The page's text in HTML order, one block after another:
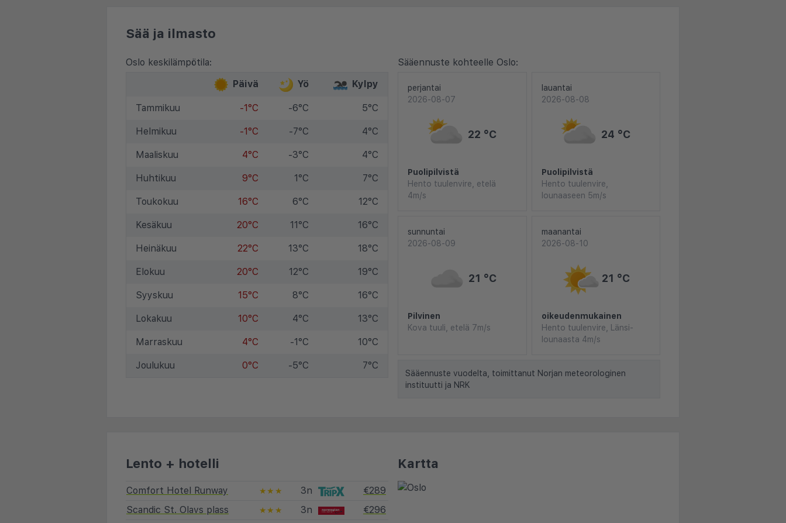
Sää ja ilmasto
Oslo keskilämpötila:
Päivä
Yö Kylpy
Tammikuu -1°C -6°C 5°C
Helmikuu -1°C -7°C 4°C
Maaliskuu 4°C -3°C 4°C
Huhtikuu 9°C 1°C 7°C
Toukokuu 16°C 6°C 12°C
Kesäkuu 20°C 11°C 16°C
Heinäkuu 22°C 13°C 18°C
Elokuu 20°C 12°C 19°C
Syyskuu 15°C 8°C 16°C
Lokakuu 10°C 4°C 13°C
Marraskuu 4°C -1°C 10°C
Joulukuu 0°C -5°C 7°C
Sääennuste kohteelle Oslo:
perjantai
2026-08-07
22 °C
Puolipilvistä
Hento tuulenvire, etelä
4m/s
lauantai
2026-08-08
24 °C
Puolipilvistä
Hento tuulenvire,
lounaaseen 5m/s
sunnuntai
2026-08-09
21 °C
Pilvinen
Kova tuuli, etelä 7m/s
maanantai
2026-08-10
21 °C
oikeudenmukainen
Hento tuulenvire, Länsi-
lounaasta 4m/s
Sääennuste vuodelta, toimittanut Norjan meteorologinen
instituutti ja NRK
Lento + hotelli
Comfort Hotel Runway ★★★ 3n
€289
Scandic St. Olavs plass
★★★ 3n
€296
Kartta